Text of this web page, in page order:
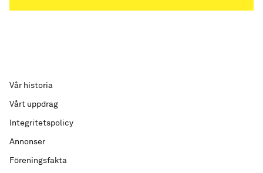
Vår historia
Vårt uppdrag
Integritetspolicy
Annonser
Föreningsfakta